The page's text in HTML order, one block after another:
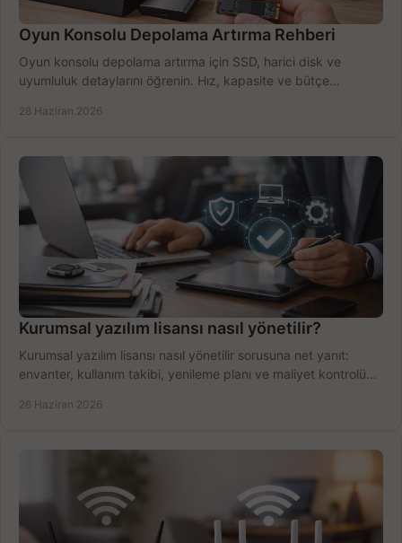
Oyun Konsolu Depolama Artırma Rehberi
Oyun konsolu depolama artırma için SSD, harici disk ve
uyumluluk detaylarını öğrenin. Hız, kapasite ve bütçe
28 Haziran 2026
Kurumsal yazılım lisansı nasıl yönetilir?
Kurumsal yazılım lisansı nasıl yönetilir sorusuna net yanıt:
envanter, kullanım takibi, yenileme planı ve maliyet kontrolü
26 Haziran 2026